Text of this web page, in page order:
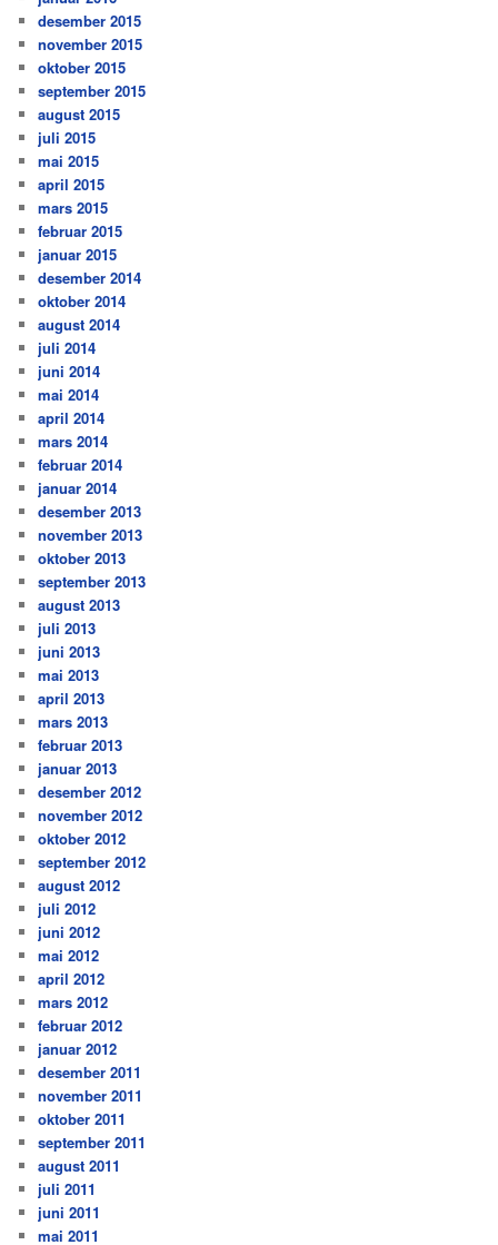
desember 2015
november 2015
oktober 2015
september 2015
august 2015
juli 2015
mai 2015
april 2015
mars 2015
februar 2015
januar 2015
desember 2014
oktober 2014
august 2014
juli 2014
juni 2014
mai 2014
april 2014
mars 2014
februar 2014
januar 2014
desember 2013
november 2013
oktober 2013
september 2013
august 2013
juli 2013
juni 2013
mai 2013
april 2013
mars 2013
februar 2013
januar 2013
desember 2012
november 2012
oktober 2012
september 2012
august 2012
juli 2012
juni 2012
mai 2012
april 2012
mars 2012
februar 2012
januar 2012
desember 2011
november 2011
oktober 2011
september 2011
august 2011
juli 2011
juni 2011
mai 2011